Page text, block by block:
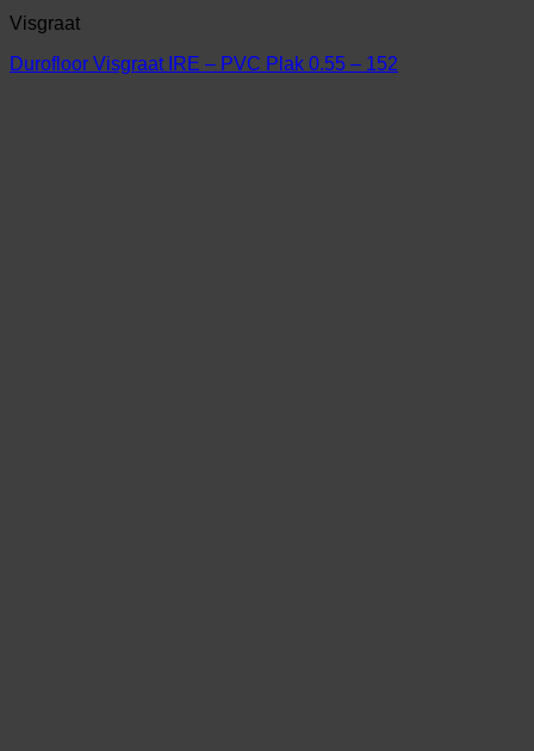
Visgraat
Durofloor Visgraat IRE – PVC Plak 0.55 – 152